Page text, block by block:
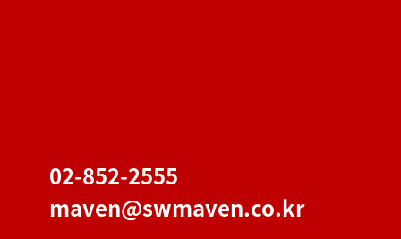
02-852-2555
maven@swmaven.co.kr